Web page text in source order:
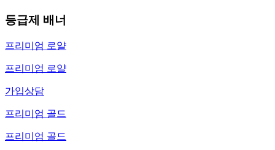
등급제 배너
프리미엄 로얄
프리미엄 로얄
가입상담
프리미엄 골드
프리미엄 골드